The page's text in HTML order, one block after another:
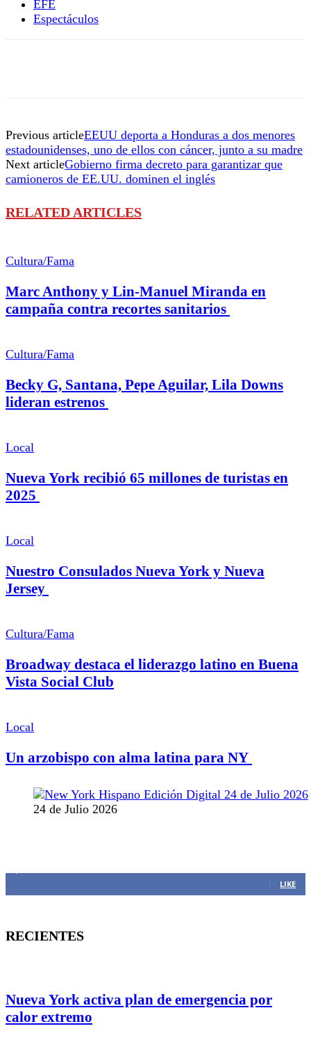
EFE
Espectáculos
Previous articleEEUU deporta a Honduras a dos menores
estadounidenses, uno de ellos con cáncer, junto a su madre
Next articleGobierno firma decreto para garantizar que
camioneros de EE.UU. dominen el inglés
RELATED ARTICLES
Cultura/Fama
Marc Anthony y Lin-Manuel Miranda en
campaña contra recortes sanitarios
Cultura/Fama
Becky G, Santana, Pepe Aguilar, Lila Downs
lideran estrenos
Local
Nueva York recibió 65 millones de turistas en
2025
Local
Nuestro Consulados Nueva York y Nueva
Jersey
Cultura/Fama
Broadway destaca el liderazgo latino en Buena
Vista Social Club
Local
Un arzobispo con alma latina para NY
24 de Julio 2026
LIKE
RECIENTES
Nueva York activa plan de emergencia por
calor extremo